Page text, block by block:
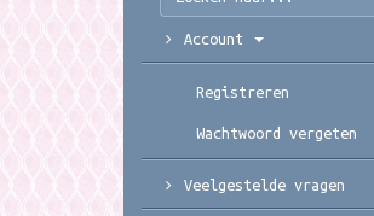
Account
Registreren
Wachtwoord vergeten
Veelgestelde vragen